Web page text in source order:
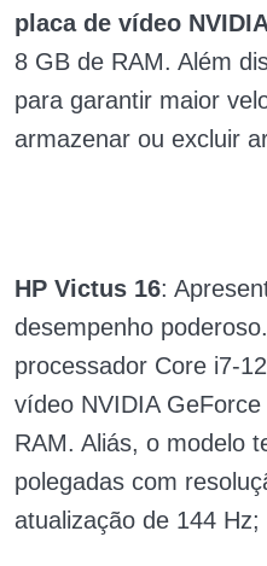
placa de vídeo
8 GB de RAM. Além
para garantir maior
armazenar ou excluir
HP Victus 16:
desempenho
processador Core i7-
vídeo NVIDIA
RAM. Aliás, o modelo
polegadas com
atualização de 144 Hz;